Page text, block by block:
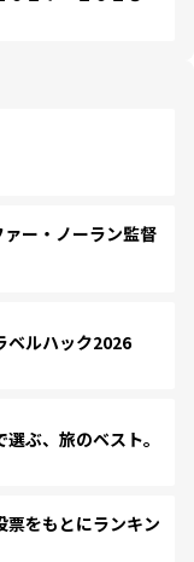
ー・ノーラン監督
ルハック2026
ぶ、旅のベスト。
をもとにランキン